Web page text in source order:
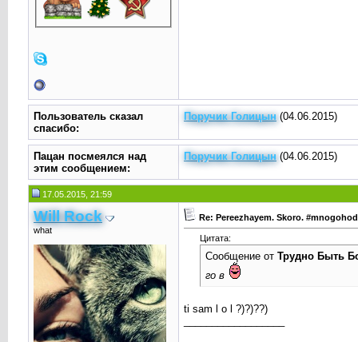
Пользователь сказал
cпасибо:
Поручик Голицын(04.06.2015)
Пацан посмеялся над
этим сообщением:
Поручик Голицын(04.06.2015)
17.05.2015, 21:59
Will Rock
what
Re: Pereezhayem. Skoro.
Цитата:
Сообщение от Трудно Быть
го в
ti sam l o l ?)?)??)